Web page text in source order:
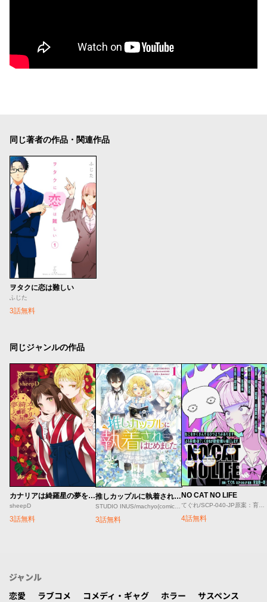
同じ著者の作品・関連作品
ヲタクに恋は難しい
ふじた
3話無料
同じジャンルの作品
カナリアは綺羅星の夢をみる
sheepD
3話無料
推しカップルに執着されはじめました
3話無料
NO CAT NO LIFE
4話無料
ジャンル
恋愛
ラブコメ コメディ・ギャグ ホラー
サスペンス